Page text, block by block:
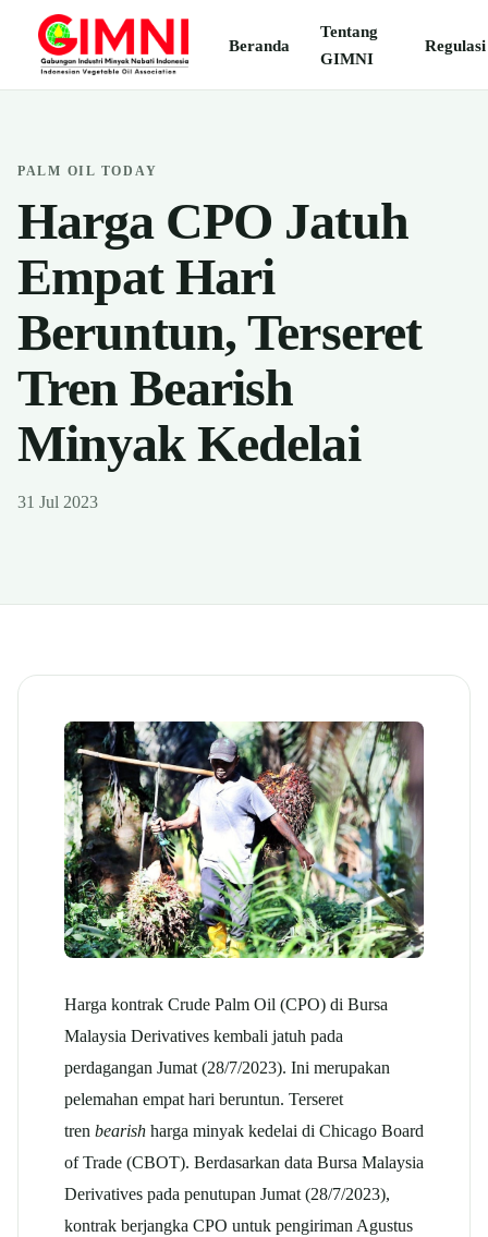
Beranda
Tentang
GIMNI
Regulasi
PALM OIL TODAY
Harga CPO Jatuh
Empat Hari
Beruntun, Terseret
Tren Bearish
Minyak Kedelai
31 Jul 2023
Harga kontrak Crude Palm Oil (CPO) di Bursa
Malaysia Derivatives kembali jatuh pada
perdagangan Jumat (28/7/2023). Ini merupakan
pelemahan empat hari beruntun. Terseret
tren bearish harga minyak kedelai di Chicago Board
of Trade (CBOT). Berdasarkan data Bursa Malaysia
Derivatives pada penutupan Jumat (28/7/2023),
kontrak berjangka CPO untuk pengiriman Agustus